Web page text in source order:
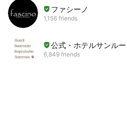
ファシーノ
1,156 friends
公式・ホテルサンルー
6,849 friends